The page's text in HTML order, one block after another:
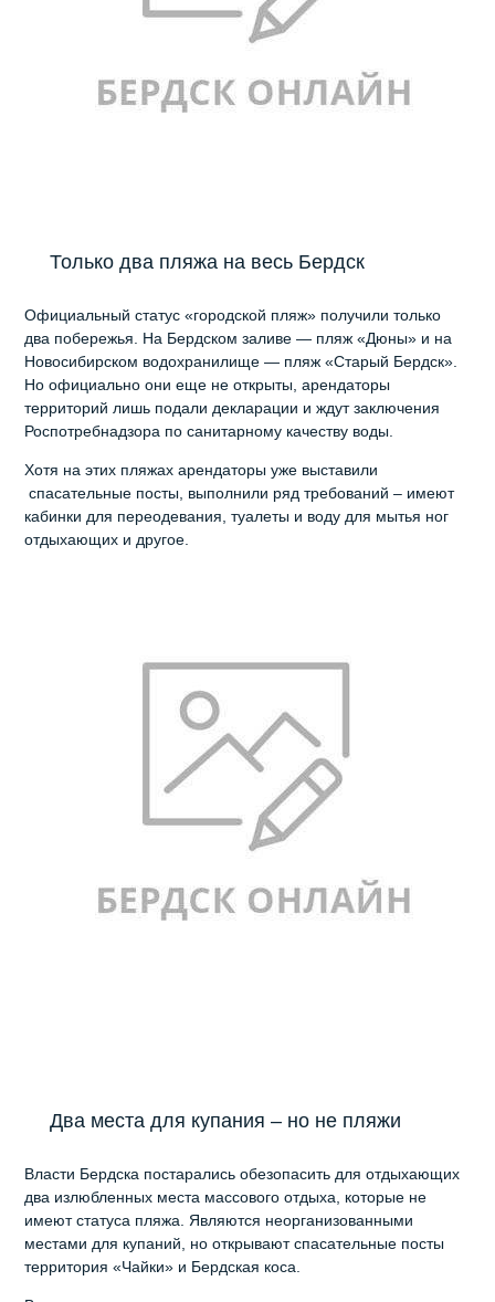
Только два пляжа на весь Бердск
Официальный статус «городской пляж» получили только
два побережья. На Бердском заливе — пляж «Дюны» и на
Новосибирском водохранилище — пляж «Старый Бердск».
Но официально они еще не открыты, арендаторы
территорий лишь подали декларации и ждут заключения
Роспотребнадзора по санитарному качеству воды.
Хотя на этих пляжах арендаторы уже выставили
спасательные посты, выполнили ряд требований – имеют
кабинки для переодевания, туалеты и воду для мытья ног
отдыхающих и другое.
Два места для купания – но не пляжи
Власти Бердска постарались обезопасить для отдыхающих
два излюбленных места массового отдыха, которые не
имеют статуса пляжа. Являются неорганизованными
местами для купаний, но открывают спасательные посты
территория «Чайки» и Бердская коса.